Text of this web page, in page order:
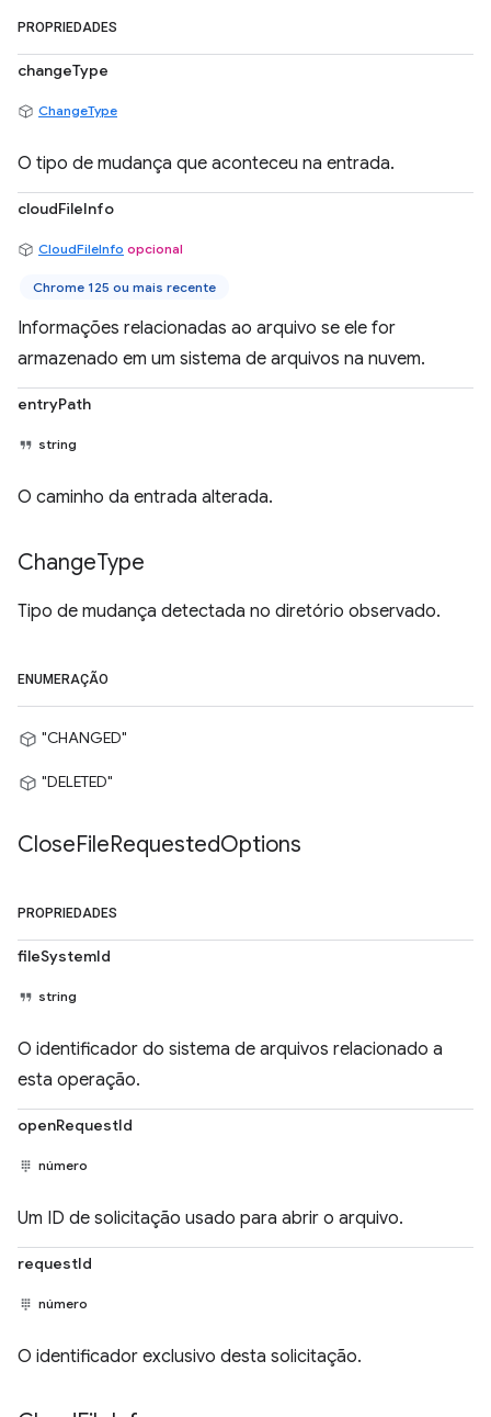
PROPRIEDADES
changeType
ChangeType
O tipo de mudança que aconteceu na entrada.
cloudFileInfo
CloudFileInfo opcional
Chrome 125 ou mais recente
Informações relacionadas ao arquivo se ele for
armazenado em um sistema de arquivos na nuvem.
entryPath
string
O caminho da entrada alterada.
ChangeType
Tipo de mudança detectada no diretório observado.
ENUMERAÇÃO
"CHANGED"
"DELETED"
CloseFileRequestedOptions
PROPRIEDADES
fileSystemId
string
O identificador do sistema de arquivos relacionado a
esta operação.
openRequestId
número
Um ID de solicitação usado para abrir o arquivo.
requestId
número
O identificador exclusivo desta solicitação.